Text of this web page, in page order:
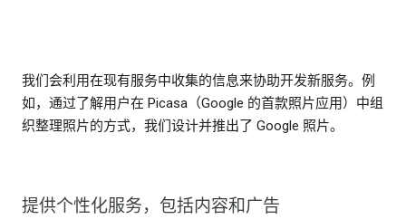
我们会利用在现有服务中收集的信息来协助开发新服务。例
如，通过了解用户在 Picasa（Google 的首款照片应用）中组
织整理照片的方式，我们设计并推出了 Google 照片。
提供个性化服务，包括内容和广告